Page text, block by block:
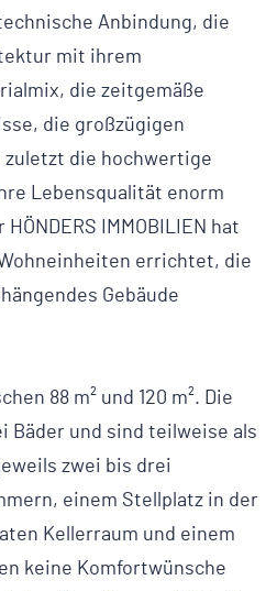
Anbindung, die
mit ihrem
die zeitgemäße
die großzügigen
zuletzt die hochwertige
Lebensqualität enorm
IMMOBILIEN hat
errichtet, die
Gebäude
88 m² und 120 m². Die
Bäder und sind teilweise als
zwei bis drei
einem Stellplatz in der
Kellerraum und einem
keine Komfortwünsche